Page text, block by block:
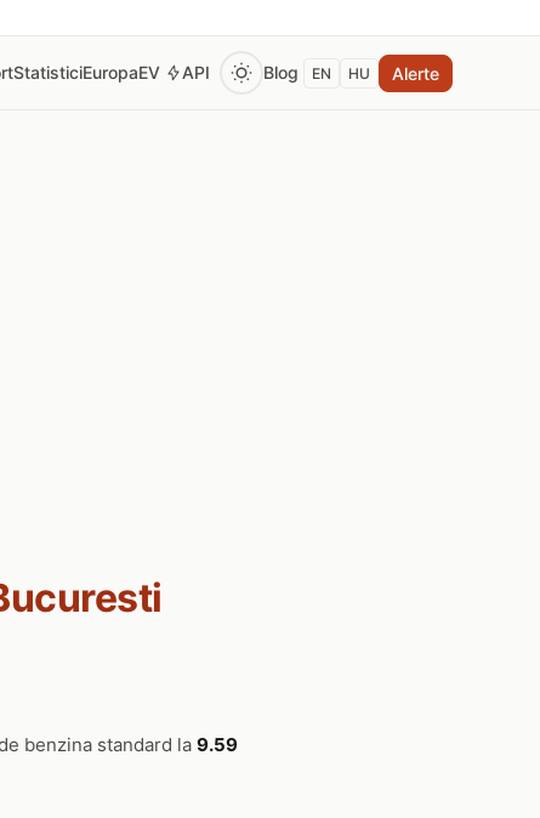
StatisticiEuropaEV API Blog EN HU Alerte
benzina standard la 9.59